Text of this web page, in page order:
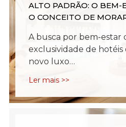
ALTO PADRÃO: O BEM-
O CONCEITO DE
A busca por bem-estar
exclusividade de hotéis
novo luxo…
Ler mais >>